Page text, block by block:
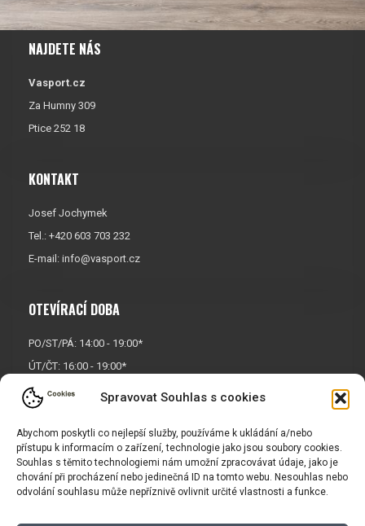
Spravovat Souhlas s cookies
Abychom poskytli co nejlepší služby, používáme k ukládání a/nebo
přístupu k informacím o zařízení, technologie jako jsou soubory cookies.
Souhlas s těmito technologiemi nám umožní zpracovávat údaje, jako je
chování při procházení nebo jedinečná ID na tomto webu. Nesouhlas nebo
odvolání souhlasu může nepříznivě ovlivnit určité vlastnosti a funkce.
NAJDETE NÁS
Vasport.cz
Za Humny 309
Ptice 252 18
KONTAKT
Josef Jochymek
Tel.: +420 603 703 232
E-mail: info@vasport.cz
OTEVÍRACÍ DOBA
PO/ST/PÁ: 14:00 - 19:00*
ÚT/ČT: 16:00 - 19:00*
Sobota: 9:00 - 17:00*
Neděle:
* Říjen, listopad a prosinec
OTEVŘENO POUZE
PO/ST/PÁ